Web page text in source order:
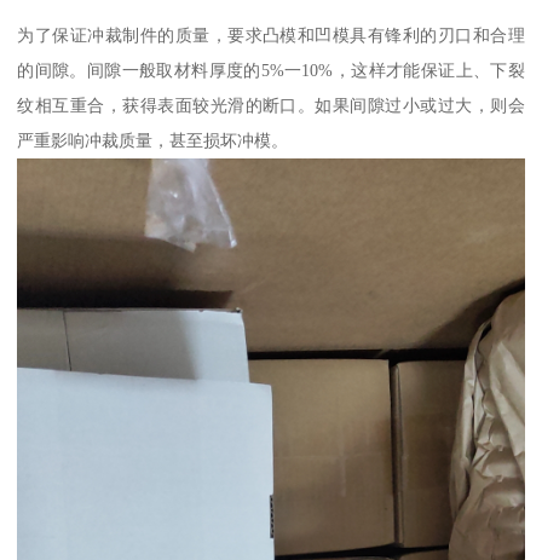
为了保证冲裁制件的质量，要求凸模和凹模具有锋利的刃口和合理
的间隙。间隙一般取材料厚度的5%一10%，这样才能保证上、下裂
纹相互重合，获得表面较光滑的断口。如果间隙过小或过大，则会
严重影响冲裁质量，甚至损坏冲模。